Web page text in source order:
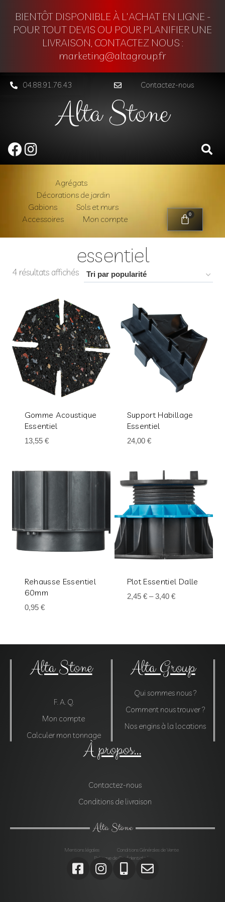
BIENTÔT DISPONIBLE À L'ACHAT EN LIGNE -
POUR TOUT DEVIS OU POUR PLANIFIER UNE
LIVRAISON, CONTACTEZ NOUS :
marketing@altagroup.fr
04.88.91.76.43 Contactez-nous
Alta Stone
Agrégats
Décorations de jardin
Gabions
Sols et murs
Accessoires
Mon compte 0
essentiel
4 résultats affichés
Gomme Acoustique
Essentiel
13,55 €
Support Habillage
Essentiel
24,00 €
Rehausse Essentiel
60mm
0,95 €
Plot Essentiel Dalle
2,45 €–3,40 €
Alta Stone
F. A. Q.
Mon compte
Calculer mon tonnage
Alta Group
Qui sommes nous ?
Comment nous trouver ?
Nos engins à la locations
À propos...
Contactez-nous
Conditions de livraison
Alta Stone
Mentions légales
Conditions Générales de Vente
Politique de Confidentialité